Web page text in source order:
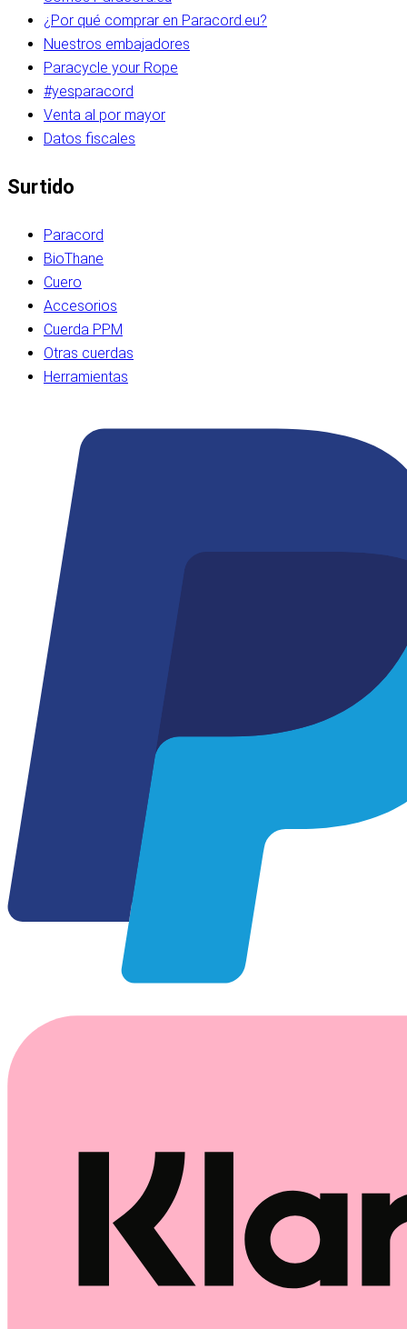
¿Por qué comprar en Paracord.eu?
Nuestros embajadores
Paracycle your Rope
#yesparacord
Venta al por mayor
Datos fiscales
Surtido
Paracord
BioThane
Cuero
Accesorios
Cuerda PPM
Otras cuerdas
Herramientas